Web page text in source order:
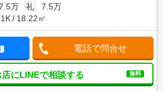
万 礼
7.5万
1K 18.22㎡
電話で問合せ
店にLINEで相談する 無料